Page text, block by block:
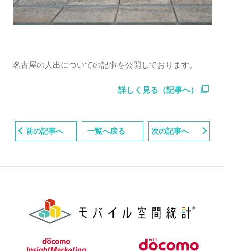
名古屋の人出についての記事を公開しております。
詳しく見る（記事へ）
前の記事へ 一覧へ戻る 次の記事へ